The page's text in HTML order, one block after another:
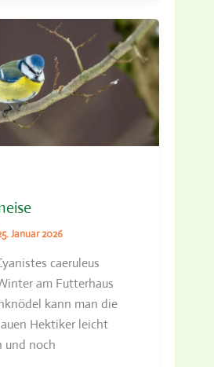
Januar 2026
caeruleus
am Futterhaus
kann man die
Hektiker leicht
und noch